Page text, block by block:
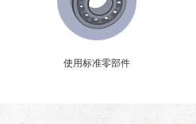
使用标准零部件